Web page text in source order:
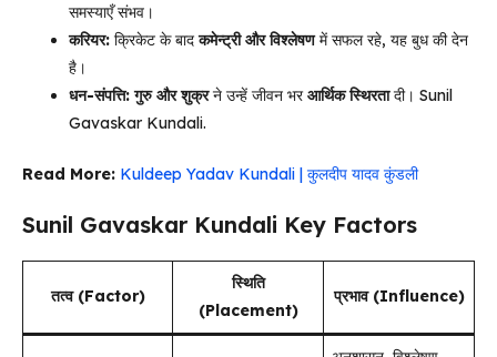
समस्याएँ संभव।
करियर: क्रिकेट के बादकमेन्ट्री और विश्लेषणमें सफल रहे, यह बुध की देन
है।
धन-संपत्ति: गुरु और शुक्रने उन्हें जीवन भरआर्थिक स्थिरतादी। Sunil
Gavaskar Kundali.
Read More: Kuldeep Yadav Kundali | कुलदीप यादव कुंडली
Sunil Gavaskar Kundali Key Factors
तत्व (Factor)
स्थिति
(Placement)
प्रभाव (Influence)